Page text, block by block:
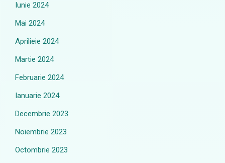
Iunie 2024
Mai 2024
Aprilieie 2024
Martie 2024
Februarie 2024
Ianuarie 2024
Decembrie 2023
Noiembrie 2023
Octombrie 2023